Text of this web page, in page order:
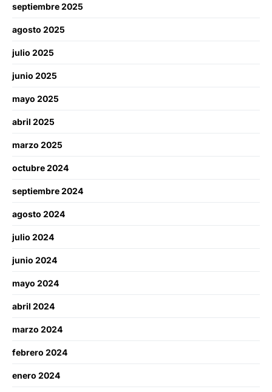
septiembre 2025
agosto 2025
julio 2025
junio 2025
mayo 2025
abril 2025
marzo 2025
octubre 2024
septiembre 2024
agosto 2024
julio 2024
junio 2024
mayo 2024
abril 2024
marzo 2024
febrero 2024
enero 2024